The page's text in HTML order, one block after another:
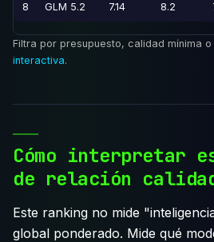
8 GLM 5.2 7.14 8.2
Filtra por presupuesto, calidad mínima
interactiva.
Cómo interpretar
de relación
Este ranking no mide
global ponderado. Mide qué